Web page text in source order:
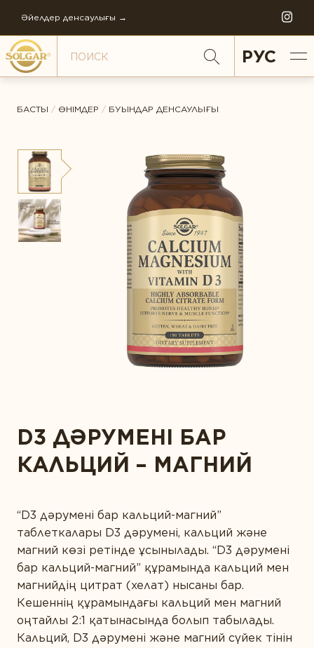
Әйелдер денсаулығы →
Антистресс
Әйелдер денсаулығы
Балаларға қамқорлық
Бауыр қорғалған
Буындар денсаулығы
Денсаулығын қолдау
Диета және детокс
Дұрыс ас қорыту
Зейін қою және есте сақтау
Иммунитет
Күнделікті қолдау
Сау микрофлора
Спорт және фитнес
Сұлулық
ӨНІМ ТҮРІ БОЙЫНША
СОЛГАР ТАРИХЫ
КОМПАНИЯНЫҢ ФИЛОСОФИЯСЫ
АЛТЫН СТАНДАРТ
КОМПАНИЯНЫҢ ЖАҢАЛЫҚТАРЫ
САРАПТАМАЛЫҚ ҚОРЫТЫНДЫ
РУС
БАСТЫ / ӨНІМДЕР / БУЫНДАР ДЕНСАУЛЫҒЫ
D3 ДӘРУМЕНІ БАР
КАЛЬЦИЙ – МАГНИЙ
“D3 дәрумені бар кальций-магний”
таблеткалары D3 дәрумені, кальций және
магний көзі ретінде ұсынылады. “D3 дәрумені
бар кальций-магний” құрамында кальций мен
магнийдің цитрат (хелат) нысаны бар.
Кешеннің құрамындағы кальций мен магний
оңтайлы 2:1 қатынасында болып табылады.
Кальций, D3 дәрумені және магний сүйек тінін
ЖАЛПЫ РЕЙТИНГ
ПІКІР *
СІЗ БҰЛ ӨНІМДІ ЖАҚЫН АДАМДАРЫҢЫЗҒА
СІЗДІҢ ЖЫНЫСЫҢЫЗ
СІЗДІҢ ЖАСЫҢЫЗ
ӨЗІҢІЗДІ ТАНЫСТЫРЫҢЫЗ